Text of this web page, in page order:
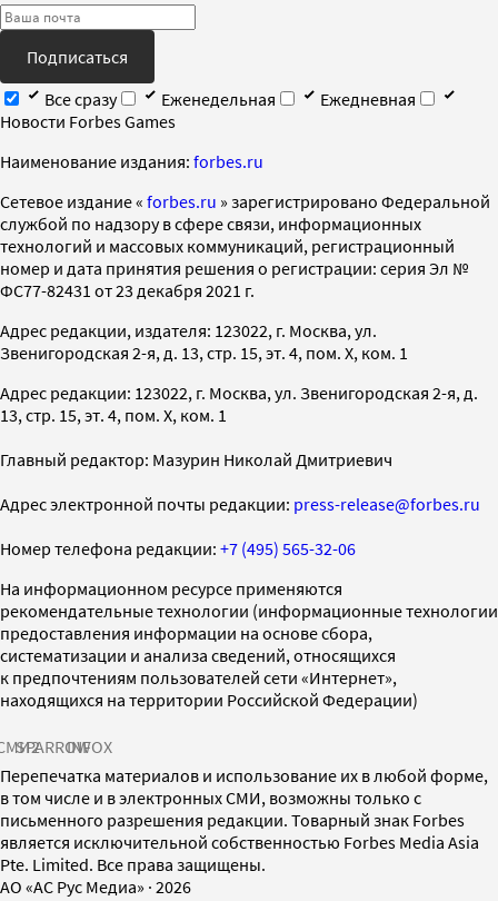
Подписаться
Все сразу
Еженедельная
Ежедневная
Новости Forbes Games
Наименование издания: forbes.ru
Cетевое издание « forbes.ru » зарегистрировано Федеральной
службой по надзору в сфере связи, информационных
технологий и массовых коммуникаций, регистрационный
номер и дата принятия решения о регистрации: серия Эл №
ФС77-82431 от 23 декабря 2021 г.
Адрес редакции, издателя: 123022, г. Москва, ул.
Звенигородская 2-я, д. 13, стр. 15, эт. 4, пом. X, ком. 1
Адрес редакции: 123022, г. Москва, ул. Звенигородская 2-я, д.
13, стр. 15, эт. 4, пом. X, ком. 1
Главный редактор: Мазурин Николай Дмитриевич
Адрес электронной почты редакции: press-release@forbes.ru
Номер телефона редакции: +7 (495) 565-32-06
На информационном ресурсе применяются
рекомендательные технологии (информационные технологии
предоставления информации на основе сбора,
систематизации и анализа сведений, относящихся
к предпочтениям пользователей сети «Интернет»,
находящихся на территории Российской Федерации)
SPARROWINFOX
Перепечатка материалов и использование их в любой форме,
в том числе и в электронных СМИ, возможны только с
письменного разрешения редакции. Товарный знак Forbes
является исключительной собственностью Forbes Media Asia
Pte. Limited. Все права защищены.
AO «АС Рус Медиа» · 2026